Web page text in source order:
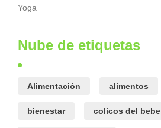
Yoga
Nube de etiquetas
Alimentación alimentos
bienestar colicos del bebe